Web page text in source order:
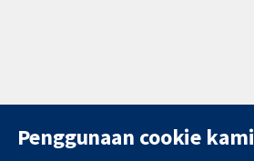
Penggunaan cookie kami